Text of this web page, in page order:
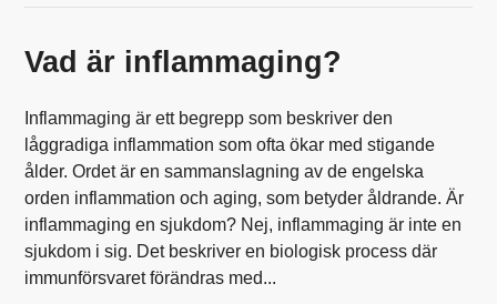
Vad är inflammaging?
Inflammaging är ett begrepp som beskriver den
låggradiga inflammation som ofta ökar med stigande
ålder. Ordet är en sammanslagning av de engelska
orden inflammation och aging, som betyder åldrande. Är
inflammaging en sjukdom? Nej, inflammaging är inte en
sjukdom i sig. Det beskriver en biologisk process där
immunförsvaret förändras med...